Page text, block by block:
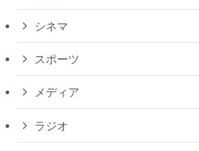
シネマ
スポーツ
メディア
ラジオ